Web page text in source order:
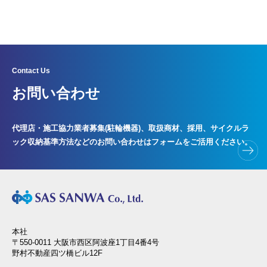
Contact Us
お問い合わせ
代理店・施工協力業者募集(駐輪機器)、取扱商材、採用、サイクルラ
ック収納基準方法などのお問い合わせはフォームをご活用ください。
本社
〒550-0011 大阪市西区阿波座1丁目4番4号
野村不動産四ツ橋ビル12F